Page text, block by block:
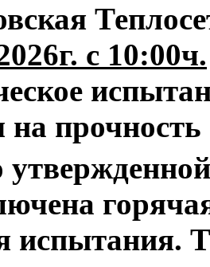
с 10:00ч.
на
испытания.